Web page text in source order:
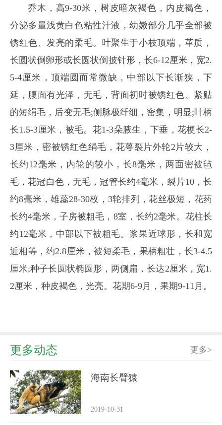
乔木，高9-30米，树皮暗灰褐色，内皮褐色，
分泌多量浅黄白色粘性汁液，幼嫩部分几乎全部被
锈红色、发亮的柔毛。叶聚生于小枝顶端，革质，
长圆状倒卵形或长圆状倒披针形，长6-12厘米，宽2.
5-4厘米，顶端圆而常微缺，中部以下长渐狭，下
延，腹面有光泽，无毛，背面初时被锈红色、紧贴
的短绢毛，后变无毛;侧脉极纤细，密集，明显;叶柄
长1.5-3厘米，被毛。花1-3朵腋生，下垂，花梗长2-
3厘米，密被锈红色绢毛，花萼裂片外轮2片较大，
长约12毫米，内轮的较小，长8毫米，两面密被毡
毛，花冠白色，无毛，冠管长约4毫米，裂片10，长
约8毫米，雄蕊28-30枚，3轮排列，花丝极短，花药
长约4毫米，子房被粗毛，8室，长约2毫米。花柱长
约12毫米，中部以下被粗毛。浆果近球形，长和宽
近相等，约2.8厘米，被短柔毛，果柄粗壮，长3-4.5
厘米;种子长圆状椭圆形，两侧扁，长达2厘米，宽1.
2厘米，种皮褐色，光亮。花期6-9月，果期9-11月。
更多动态 更多>
海南长臂猿
2019-10-31